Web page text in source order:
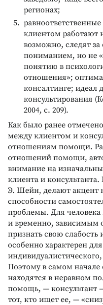
регионах;
клиентом работают
возможно, следят
пониманием, но не
понятию в
отношения»;
консалтинге; идеал
консультирования
2004, с. 209).
Как было ранее
между клиентом и
отношениям помощи.
отношений помощи,
внимание на
клиента и
Э. Шейн, делают акцент
способности
проблемы. Для человека
и временно, зависимым
признать свою слабость
особенно характерен
Поэтому в самом
находятся в неравном
помощь, — консультант
тот, кто ищет ее, —